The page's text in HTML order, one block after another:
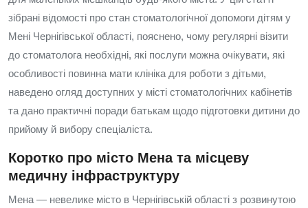
зібрані відомості про стан стоматологічної допомоги дітям у
Менi Чернігівської області, пояснено, чому регулярні візити
до стоматолога необхідні, які послуги можна очікувати, які
особливості повинна мати клініка для роботи з дітьми,
наведено огляд доступних у місті стоматологічних кабінетів
та дано практичні поради батькам щодо підготовки дитини до
прийому й вибору спеціаліста.
Коротко про місто Мена та місцеву
медичну інфраструктуру
Мена — невелике місто в Чернігівській області з розвинутою